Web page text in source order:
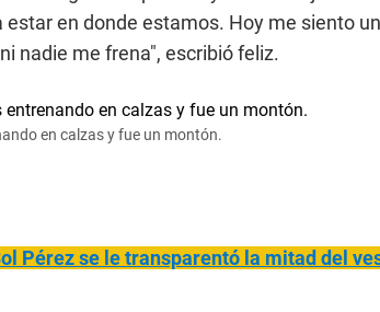
en donde estamos. Hoy me siento
nadie me frena", escribió feliz.
en calzas y fue un montón.
Pérez se le transparentó la mitad del